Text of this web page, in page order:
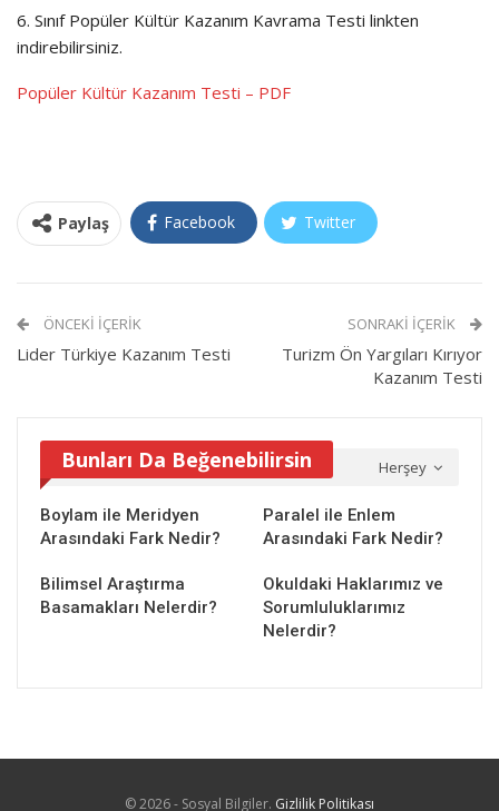
6. Sınıf Popüler Kültür Kazanım Kavrama Testi linkten
indirebilirsiniz.
Popüler Kültür Kazanım Testi – PDF
Paylaş Facebook Twitter
ÖNCEKI İÇERIK
Lider Türkiye Kazanım Testi
SONRAKI İÇERIK
Turizm Ön Yargıları Kırıyor
Kazanım Testi
Herşey
Bunları Da Beğenebilirsin
Boylam ile Meridyen
Arasındaki Fark Nedir?
Paralel ile Enlem
Arasındaki Fark Nedir?
Bilimsel Araştırma
Basamakları Nelerdir?
Okuldaki Haklarımız ve
Sorumluluklarımız
Nelerdir?
© 2026 - Sosyal Bilgiler. Gizlilik Politikası